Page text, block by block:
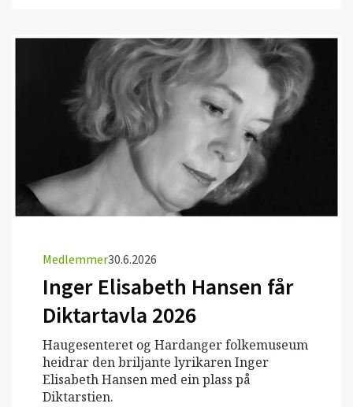
Medlemmer30.6.2026
Inger Elisabeth Hansen får
Diktartavla 2026
Haugesenteret og Hardanger folkemuseum
heidrar den briljante lyrikaren Inger
Elisabeth Hansen med ein plass på
Diktarstien.